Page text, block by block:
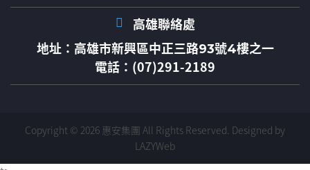
高雄聯絡處
地址： 高雄市新興區中正三路93號4樓之一
電話：(07)291-2189
Copyright © 2026 惠安集團 All Rights Reserved. Designed by
LAZYWeb